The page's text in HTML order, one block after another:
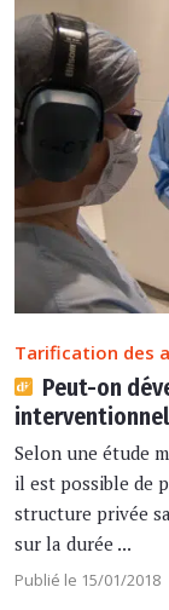
Tarification des
Peut-on
Selon une étude
il est possible de
structure privée
sur la durée ...
Publié le 15/01/2018